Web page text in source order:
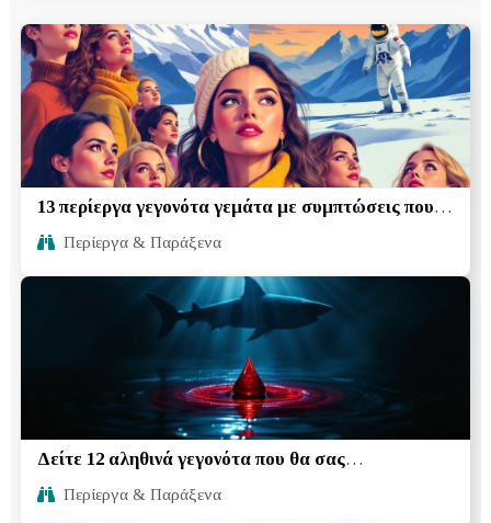
13 περίεργα γεγονότα γεμάτα με συμπτώσεις που
οι περισσότεροι άνθρωποι δεν γνωρίζουν
Περίεργα & Παράξενα
Δείτε 12 αληθινά γεγονότα που θα σας
εντυπωσιάσουν
Περίεργα & Παράξενα